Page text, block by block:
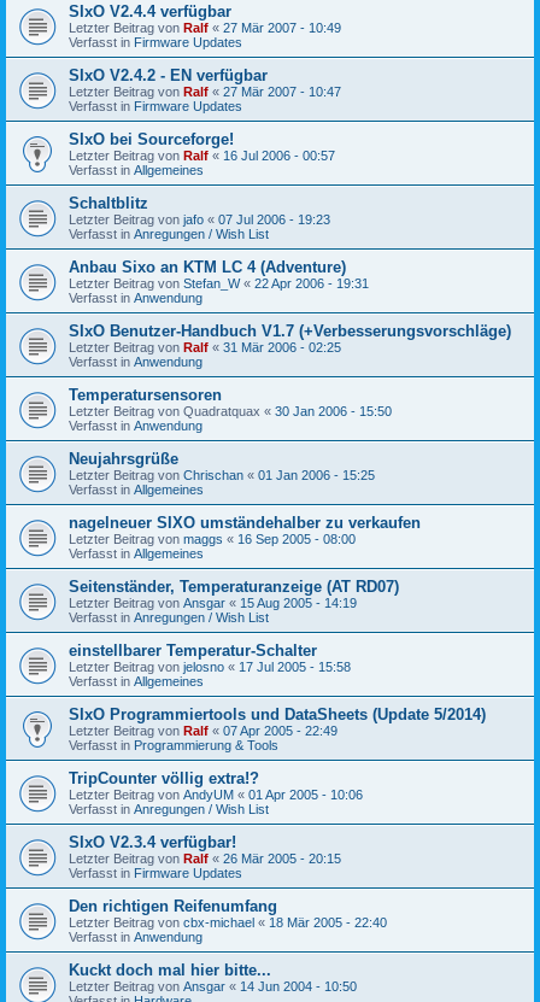
SIxO V2.4.4 verfügbar
Letzter Beitrag von Ralf « 27 Mär 2007 - 10:49
Verfasst in Firmware Updates
SIxO V2.4.2 - EN verfügbar
Letzter Beitrag von Ralf « 27 Mär 2007 - 10:47
Verfasst in Firmware Updates
SIxO bei Sourceforge!
Letzter Beitrag von Ralf « 16 Jul 2006 - 00:57
Verfasst in Allgemeines
Schaltblitz
Letzter Beitrag von jafo « 07 Jul 2006 - 19:23
Verfasst in Anregungen / Wish List
Anbau Sixo an KTM LC 4 (Adventure)
Letzter Beitrag von Stefan_W« 22 Apr 2006 - 19:31
Verfasst in Anwendung
SIxO Benutzer-Handbuch V1.7 (+Verbesserungsvorschläge)
Letzter Beitrag von Ralf « 31 Mär 2006 - 02:25
Verfasst in Anwendung
Temperatursensoren
Letzter Beitrag von Quadratquax « 30 Jan 2006 - 15:50
Verfasst in Anwendung
Neujahrsgrüße
Letzter Beitrag von Chrischan « 01 Jan 2006 - 15:25
Verfasst in Allgemeines
nagelneuer SIXO umständehalber zu verkaufen
Letzter Beitrag von maggs « 16 Sep 2005 - 08:00
Verfasst in Allgemeines
Seitenständer, Temperaturanzeige (AT RD07)
Letzter Beitrag von Ansgar « 15 Aug 2005 - 14:19
Verfasst in Anregungen / Wish List
einstellbarer Temperatur-Schalter
Letzter Beitrag von jelosno « 17 Jul 2005 - 15:58
Verfasst in Allgemeines
SIxO Programmiertools und DataSheets (Update 5/2014)
Letzter Beitrag von Ralf « 07 Apr 2005 - 22:49
Verfasst in Programmierung & Tools
TripCounter völlig extra!?
Letzter Beitrag von AndyUM « 01 Apr 2005 - 10:06
Verfasst in Anregungen / Wish List
SIxO V2.3.4 verfügbar!
Letzter Beitrag von Ralf « 26 Mär 2005 - 20:15
Verfasst in Firmware Updates
Den richtigen Reifenumfang
Letzter Beitrag von cbx-michael « 18 Mär 2005 - 22:40
Verfasst in Anwendung
Kuckt doch mal hier bitte...
Letzter Beitrag von Ansgar « 14 Jun 2004 - 10:50